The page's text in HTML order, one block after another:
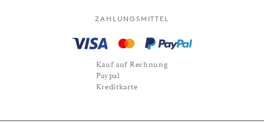
ZAHLUNGSMITTEL
Kauf auf Rechnung
Paypal
Kreditkarte